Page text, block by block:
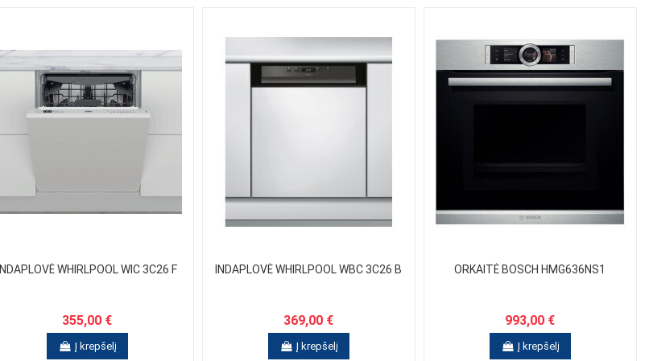
INDAPLOVĖ WHIRLPOOL WIC 3C26 F
355,00 €
Į krepšelį
INDAPLOVĖ WHIRLPOOL WBC 3C26 B
369,00 €
Į krepšelį
ORKAITĖ BOSCH HMG636NS1
993,00 €
Į krepšelį